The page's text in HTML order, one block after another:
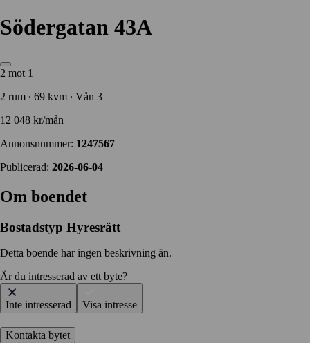
Södergatan 43A
2 mot 1
2 rum ∙ 69 kvm ∙ Vån 3
12 048 kr/mån
Annonsnummer: 1247567
Publicerad: 2026-06-04
Om boendet
Bostadstyp Hyresrätt
Detta boende har ingen beskrivning än.
Är du intresserad av ett byte?
Inte intresserad Visa intresse
Kontakta bytet